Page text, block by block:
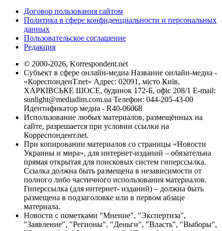
Договор пользования сайтом
Политика в сфере конфиденциальности и персональных
данных
Пользовательское соглашение
Редакция
© 2000-2026, Korrespondent.net
Субъект в сфере онлайн-медиа Название онлайн-медиа -
«КореспонденТ.net» Адрес: 02091, місто Київ,
ХАРКІВСЬКЕ ШОСЕ, будинок 172-Б, офіс 208/1 E-mail:
sunlight@mediadim.com.ua Телефон: 044-205-43-00
Идентификатор медиа - R40-06068
Использование любых материалов, размещённых на
сайте, разрешается при условии ссылки на
Корреспондент.net.
При копировании материалов со страницы «Новости
Украины и мира», для интернет-изданий – обязательна
прямая открытая для поисковых систем гиперссылка.
Ссылка должна быть размещена в независимости от
полного либо частичного использования материалов.
Гиперссылка (для интернет- изданий) – должна быть
размещена в подзаголовке или в первом абзаце
материала.
Новости с пометками "Мнение", "Экспертиза",
"Заявление", "Регионы", "Деньги", "Власть", "Выборы",